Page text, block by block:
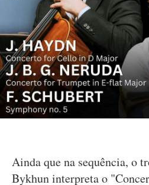
Ainda que na sequência, o
Bykhun interpreta o